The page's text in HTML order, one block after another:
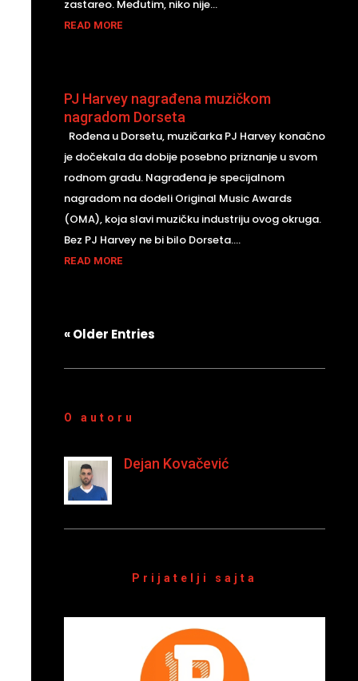
zastareo. Međutim, niko nije...
READ MORE
PJ Harvey nagrađena muzičkom
nagradom Dorseta
Rođena u Dorsetu, muzičarka PJ Harvey konačno
je dočekala da dobije posebno priznanje u svom
rodnom gradu. Nagrađena je specijalnom
nagradom na dodeli Original Music Awards
(OMA), koja slavi muzičku industriju ovog okruga.
Bez PJ Harvey ne bi bilo Dorseta....
READ MORE
« Older Entries
O autoru
Dejan Kovačević
Prijatelji sajta